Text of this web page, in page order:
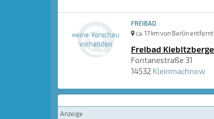
FREIBAD
ca. 17 km von Berlin entfernt
Freibad
Fontanestraße 31
14532 Kleinmachnow
Anzeige